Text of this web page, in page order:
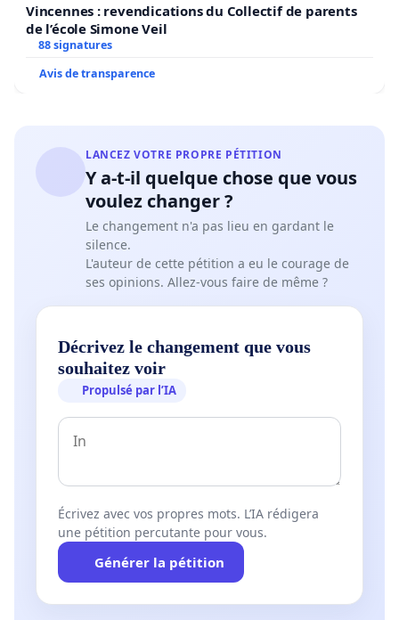
Vincennes : revendications du Collectif de parents
de l’école Simone Veil
88 signatures
Avis de transparence
LANCEZ VOTRE PROPRE PÉTITION
Y a-t-il quelque chose que vous
voulez changer ?
Le changement n'a pas lieu en gardant le
silence.
L'auteur de cette pétition a eu le courage de
ses opinions. Allez-vous faire de même ?
Décrivez le changement que vous
souhaitez voir
Propulsé par l’IA
Écrivez avec vos propres mots. L’IA rédigera
une pétition percutante pour vous.
Générer la pétition